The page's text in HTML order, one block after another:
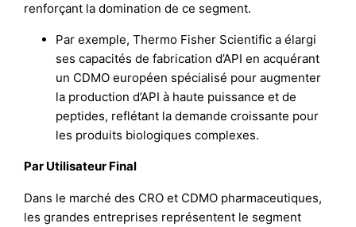
renforçant la domination de ce segment.
Par exemple, Thermo Fisher Scientific a élargi
ses capacités de fabrication d’API en acquérant
un CDMO européen spécialisé pour augmenter
la production d’API à haute puissance et de
peptides, reflétant la demande croissante pour
les produits biologiques complexes.
Par Utilisateur Final
Dans le marché des CRO et CDMO pharmaceutiques,
les grandes entreprises représentent le segment